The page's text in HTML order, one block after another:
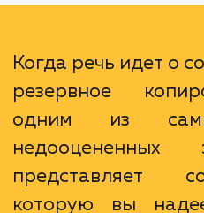
вы получаете
вашего сайта, что
зависимого от